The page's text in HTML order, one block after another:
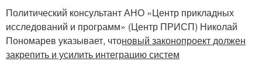
Политический консультант АНО «Центр прикладных
исследований и программ» (Центр ПРИСП) Николай
Пономарев указывает, чтоновый законопроект должен
закрепить и усилить интеграцию систем